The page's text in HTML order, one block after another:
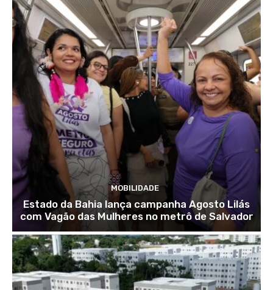
MOBILIDADE
Estado da Bahia lança campanha Agosto Lilás
com Vagão das Mulheres no metrô de Salvador